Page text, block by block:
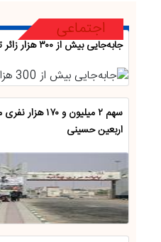
اجتماعی
جابه‌جایی بیش از ۳۰۰ هزار زائر توسط راه‌آهن جنوب
سهم ۲ میلیون و
اربعین حسینی